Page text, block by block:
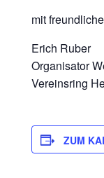
mit
Erich Ruber
Organisator
Vereinsring
ZUM